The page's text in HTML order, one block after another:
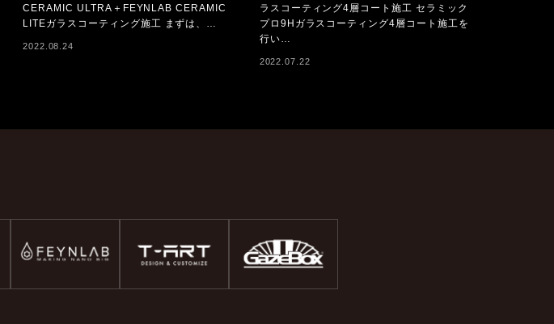
CERAMIC ULTRA＋FEYNLAB CERAMIC
LITEガラスコーティング施工 まずは、…
2022.08.24
ラスコーティング4層コート施工 セラミック
プロ9Hガラスコーティング4層コート施工を
行い…
2022.07.22